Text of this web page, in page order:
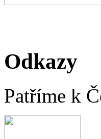
Odkazy
Patříme k